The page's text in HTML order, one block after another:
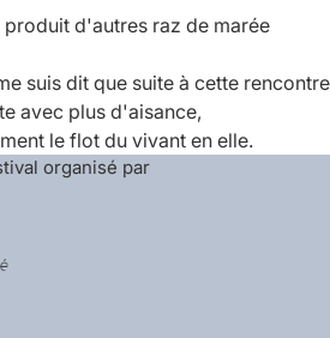
d'autres raz de marée
suis dit que suite à cette rencontre
avec plus d'aisance,
le flot du vivant en elle.
organisé par